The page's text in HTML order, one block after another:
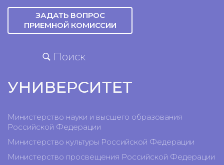
ЗАДАТЬ ВОПРОС
ПРИЕМНОЙ КОМИССИИ
Поиск
УНИВЕРСИТЕТ
Министерство науки и высшего образования
Российской Федерации
Министерство культуры Российской Федерации
Министерство просвещения Российской Федерации